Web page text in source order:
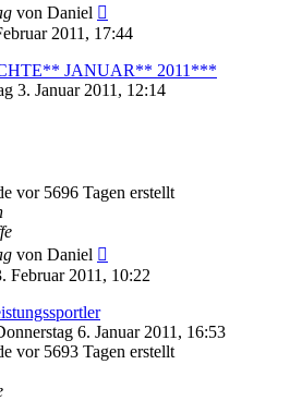
von Daniel
2011, 17:44
JANUAR** 2011***
3. Januar 2011, 12:14
vor 5696 Tagen erstellt
von Daniel
Februar 2011, 10:22
6. Januar 2011, 16:53
vor 5693 Tagen erstellt